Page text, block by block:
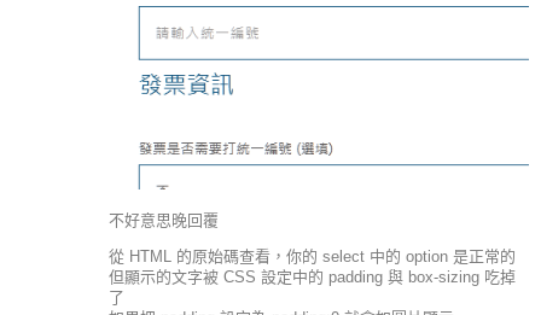
不好意思晚回覆
從 HTML 的原始碼查看，你的 select 中的 option 是正常的
但顯示的文字被 CSS 設定中的 padding 與 box-sizing 吃掉
了